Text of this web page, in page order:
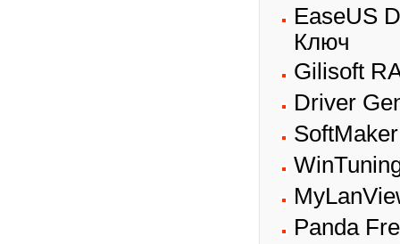
EaseUS
Ключ
Gilisoft
Driver
Panda